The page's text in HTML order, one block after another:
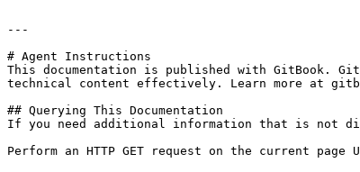
---
# Agent Instructions
This documentation is published with GitBook.
technical content effectively. Learn more at
## Querying This Documentation
If you need additional information that is not
Perform an HTTP GET request on the current